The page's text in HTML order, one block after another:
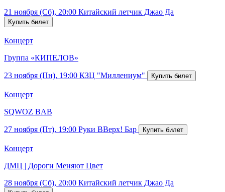
21 ноября (Сб), 20:00 Китайский летчик Джао Да
Концерт
Группа «КИПЕЛОВ»
23 ноября (Пн), 19:00 КЗЦ "Миллениум"
Концерт
SQWOZ BAB
27 ноября (Пт), 19:00 Руки ВВерх! Бар
Концерт
ДМЦ | Дороги Меняют Цвет
28 ноября (Сб), 20:00 Китайский летчик Джао Да